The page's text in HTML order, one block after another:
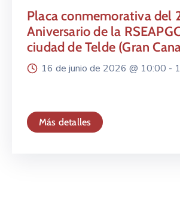
Placa conmemorativa del
Aniversario de la
ciudad de Telde (Gran
16 de junio de 2026 @ 10:00 -
Más detalles